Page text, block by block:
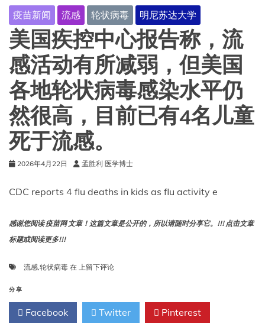
能
发
儿
童
重
症
疾
病
再
次
爆
发
疫苗新闻 流感 轮状病毒 明尼苏达大学
美国疾控中心报告称，流
感活动有所减弱，但美国
各地轮状病毒感染水平仍
然很高，目前已有4名儿童
死于流感。
2026年4月22日 孟胜利 医学博士
CDC reports 4 flu deaths in kids as flu activity e
感谢您阅读 疫苗网 文章！这篇文章是公开的，所以请随时分享它。!!! 点击文章
标题或阅读更多!!!
流感,轮状病毒 在 美
控
上留下评论
分享
Facebook Twitter Pinterest